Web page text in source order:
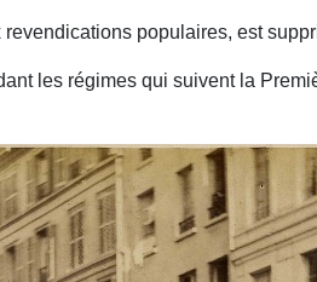
populaires, est
les régimes qui suivent la